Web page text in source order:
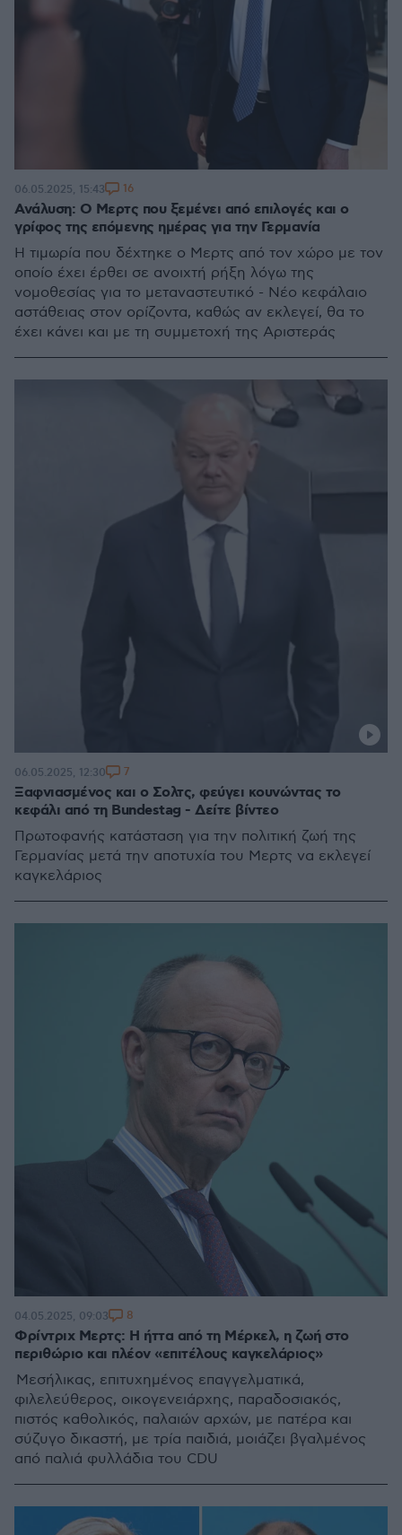
Ανάλυση: Ο Μερτς που ξεμένει από επιλογές και ο
γρίφος της επόμενης ημέρας για την Γερμανία
Η τιμωρία που δέχτηκε ο Μερτς από τον χώρο με τον
οποίο έχει έρθει σε ανοιχτή ρήξη λόγω της
νομοθεσίας για το μεταναστευτικό - Νέο κεφάλαιο
αστάθειας στον ορίζοντα, καθώς αν εκλεγεί, θα το
έχει κάνει και με τη συμμετοχή της Αριστεράς
06.05.2025, 15:43 16
Ξαφνιασμένος και ο Σολτς, φεύγει κουνώντας το
κεφάλι από τη Bundestag - Δείτε βίντεο
Πρωτοφανής κατάσταση για την πολιτική ζωή της
Γερμανίας μετά την αποτυχία του Μερτς να εκλεγεί
καγκελάριος
06.05.2025, 12:30 7
Φρίντριχ Μερτς: Η ήττα από τη Μέρκελ, η ζωή στο
περιθώριο και πλέον «επιτέλους καγκελάριος»
Μεσήλικας, επιτυχημένος επαγγελματικά,
φιλελεύθερος, οικογενειάρχης, παραδοσιακός,
πιστός καθολικός, παλαιών αρχών, με πατέρα και
σύζυγο δικαστή, με τρία παιδιά, μοιάζει βγαλμένος
από παλιά φυλλάδια του CDU
04.05.2025, 09:03 8